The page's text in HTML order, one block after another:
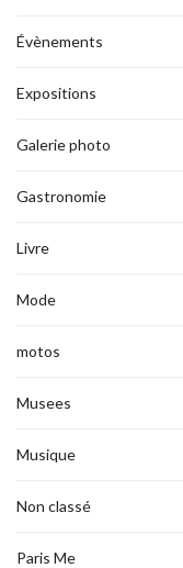
Évènements
Expositions
Galerie photo
Gastronomie
Livre
Mode
motos
Musees
Musique
Non classé
Paris Me